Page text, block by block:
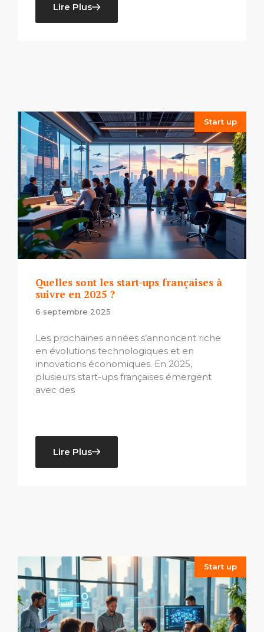
Lire Plus
Start up
Quelles sont les start-ups françaises à
suivre en 2025 ?
6 septembre 2025
Les prochaines années s’annoncent riche
en évolutions technologiques et en
innovations économiques. En 2025,
plusieurs start-ups françaises émergent
avec des
Lire Plus
Start up